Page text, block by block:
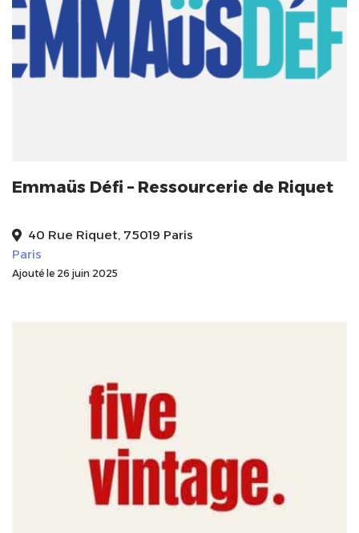
Emmaüs Défi – Ressourcerie de Riquet
40 Rue Riquet, 75019 Paris
Paris
Ajouté le 26 juin 2025